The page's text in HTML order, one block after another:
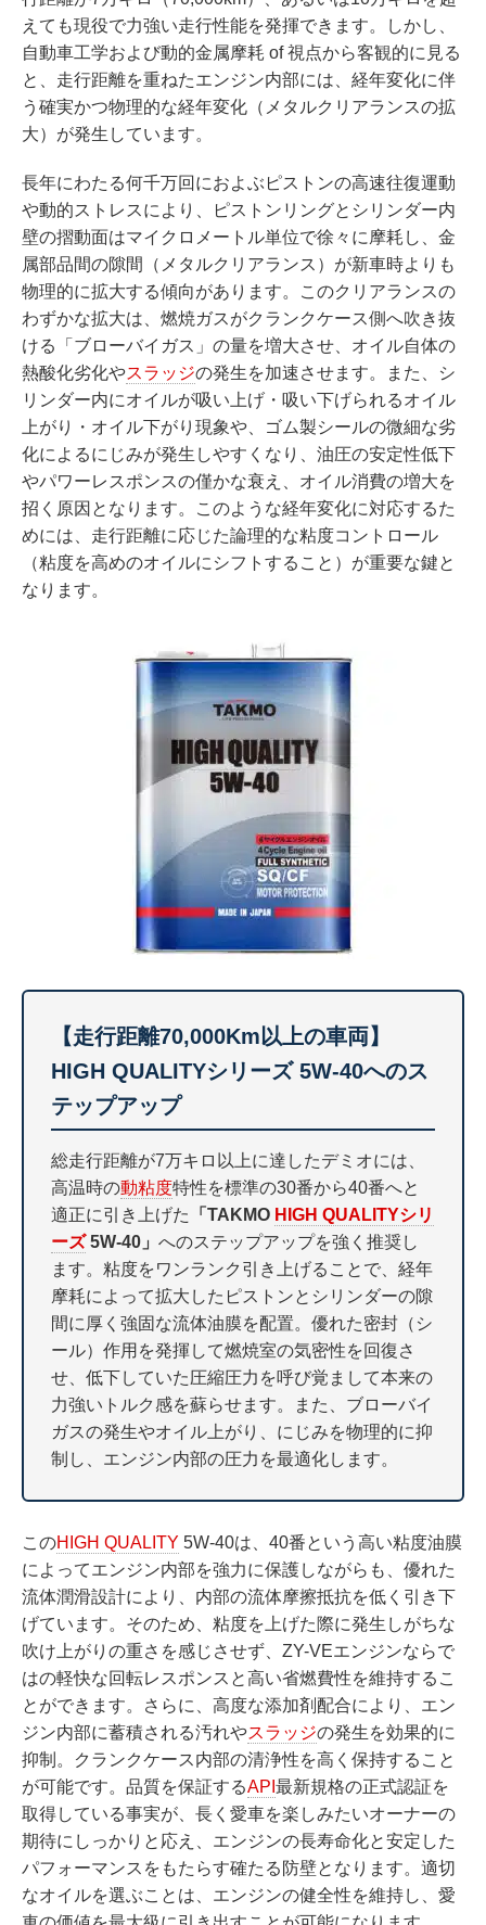
えても現役で力強い走行性能を発揮できます。しかし、
自動車工学および動的金属摩耗 of 視点から客観的に見る
と、走行距離を重ねたエンジン内部には、経年変化に伴
う確実かつ物理的な経年変化（メタルクリアランスの拡
大）が発生しています。
長年にわたる何千万回におよぶピストンの高速往復運動
や動的ストレスにより、ピストンリングとシリンダー内
壁の摺動面はマイクロメートル単位で徐々に摩耗し、金
属部品間の隙間（メタルクリアランス）が新車時よりも
物理的に拡大する傾向があります。このクリアランスの
わずかな拡大は、燃焼ガスがクランクケース側へ吹き抜
ける「ブローバイガス」の量を増大させ、オイル自体の
熱酸化劣化やスラッジの発生を加速させます。また、シ
リンダー内にオイルが吸い上げ・吸い下げられるオイル
上がり・オイル下がり現象や、ゴム製シールの微細な劣
化によるにじみが発生しやすくなり、油圧の安定性低下
やパワーレスポンスの僅かな衰え、オイル消費の増大を
招く原因となります。このような経年変化に対応するた
めには、走行距離に応じた論理的な粘度コントロール
（粘度を高めのオイルにシフトすること）が重要な鍵と
なります。
【走行距離70,000Km以上の車両】
HIGH QUALITYシリーズ 5W-40へのス
テップアップ
総走行距離が7万キロ以上に達したデミオには、
高温時の動粘度特性を標準の30番から40番へと
適正に引き上げた
「TAKMO HIGH QUALITYシリ
ーズ5W-40」 へのステップアップを強く推奨し
ます。粘度をワンランク引き上げることで、経年
摩耗によって拡大したピストンとシリンダーの隙
間に厚く強固な流体油膜を配置。優れた密封（シ
ール）作用を発揮して燃焼室の気密性を回復さ
せ、低下していた圧縮圧力を呼び覚まして本来の
力強いトルク感を蘇らせます。また、ブローバイ
ガスの発生やオイル上がり、にじみを物理的に抑
制し、エンジン内部の圧力を最適化します。
このHIGH QUALITY 5W-40は、40番という高い粘度油膜
によってエンジン内部を強力に保護しながらも、優れた
流体潤滑設計により、内部の流体摩擦抵抗を低く引き下
げています。そのため、粘度を上げた際に発生しがちな
吹け上がりの重さを感じさせず、ZY-VEエンジンならで
はの軽快な回転レスポンスと高い省燃費性を維持するこ
とができます。さらに、高度な添加剤配合により、エン
ジン内部に蓄積される汚れやスラッジの発生を効果的に
抑制。クランクケース内部の清浄性を高く保持すること
が可能です。品質を保証するAPI 最新規格の正式認証を
取得している事実が、長く愛車を楽しみたいオーナーの
期待にしっかりと応え、エンジンの長寿命化と安定した
パフォーマンスをもたらす確たる防壁となります。適切
なオイルを選ぶことは、エンジンの健全性を維持し、愛